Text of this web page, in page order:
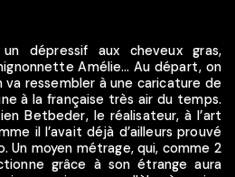
dépressif aux cheveux gras,
Amélie… Au départ, on
ressembler à une caricature de
à la française très air du temps.
Betbeder, le réalisateur, à l’art
il l’avait déjà d’ailleurs prouvé
Un moyen métrage, qui, comme 2
grâce à son étrange aura